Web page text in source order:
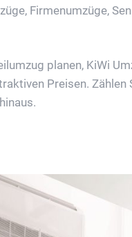
Firmenumzüge,
planen, KiWi
Preisen.